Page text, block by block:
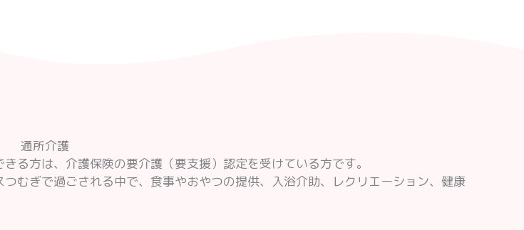
通所介護
る方は、介護保険の要介護（要支援）認定を受けている方です。
むぎで過ごされる中で、食事やおやつの提供、入浴介助、レクリエーション、健康